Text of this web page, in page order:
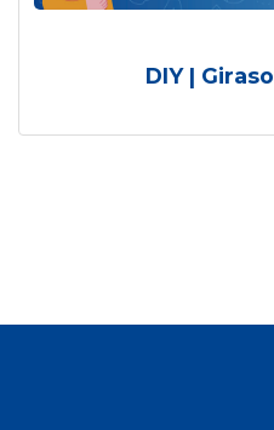
DIY |